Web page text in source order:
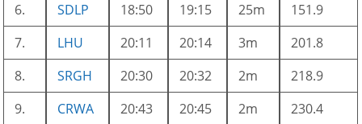
6.
SDLP 18:50 19:15 25m
151.9
7.
LHU 20:11 20:14 3m
201.8
8.
SRGH 20:30 20:32 2m
218.9
9.
CRWA 20:43 20:45 2m
230.4